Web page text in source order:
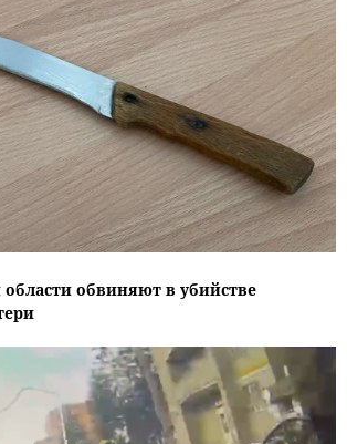
обвиняют в убийстве